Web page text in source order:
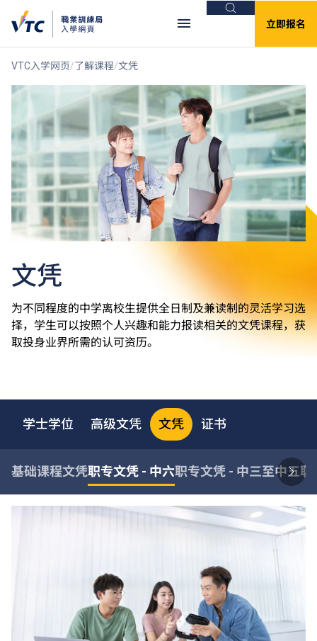
搜索
立即报名
VTC入学网页 了解课程 文凭
文凭
为不同程度的中学离校生提供全日制及兼读制的灵活学习选
择，学生可以按照个人兴趣和能力报读相关的文凭课程，获
取投身业界所需的认可资历。
学士学位 高级文凭 文凭 证书
基础课程文凭职专文凭 - 中六职专文凭 - 中三至中五职